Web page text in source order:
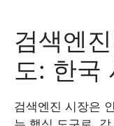
검색엔
도: 한국
검색엔진 시장은